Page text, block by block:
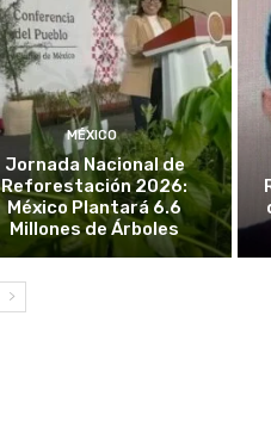
MÉXICO
Jornada Nacional de
Reforestación 2026:
México Plantará 6.6
Millones de Árboles